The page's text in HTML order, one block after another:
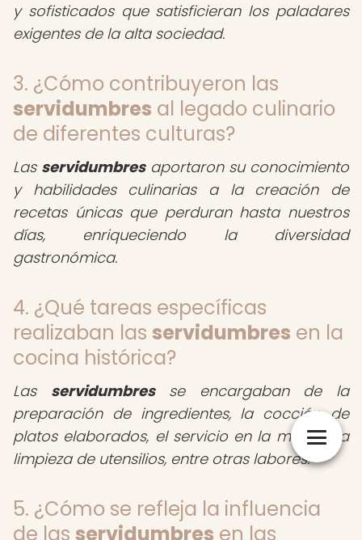
y sofisticados que satisficieran los paladares
exigentes de la alta sociedad.
3. ¿Cómo contribuyeron las
servidumbres al legado culinario
de diferentes culturas?
Las servidumbresaportaron su conocimiento
y habilidades culinarias a la creación de
recetas únicas que perduran hasta nuestros
días, enriqueciendo la diversidad
gastronómica.
4. ¿Qué tareas específicas
realizaban las servidumbres en la
cocina histórica?
Las servidumbresse encargaban de la
preparación de ingredientes, la cocción de
platos elaborados, el servicio en la mesa y la
limpieza de utensilios, entre otras labores.
5. ¿Cómo se refleja la influencia
de las servidumbres en las